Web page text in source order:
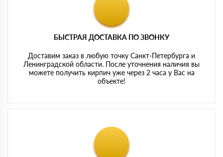
БЫСТРАЯ ДОСТАВКА ПО ЗВОНКУ
Доставим заказ в любую точку Санкт-Петербурга и
Ленинградской области. После уточнения наличия вы
можете получить кирпич уже через 2 часа у Вас на
объекте!